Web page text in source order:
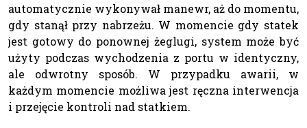
automatycznie wykonywał manewr, aż do momentu,
gdy stanął przy nabrzeżu. W momencie gdy statek
jest gotowy do ponownej żeglugi, system może być
użyty podczas wychodzenia z portu w identyczny,
ale odwrotny sposób. W przypadku awarii, w
każdym momencie możliwa jest ręczna interwencja
i przejęcie kontroli nad statkiem.